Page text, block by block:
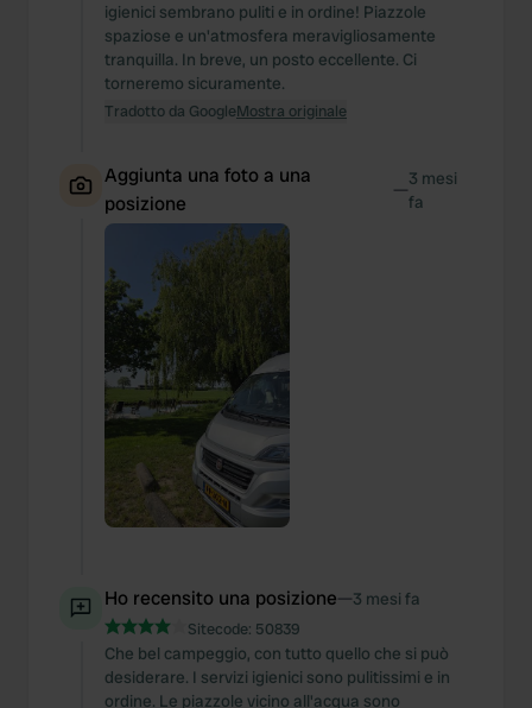
igienici sembrano puliti e in ordine! Piazzole
spaziose e un'atmosfera meravigliosamente
tranquilla. In breve, un posto eccellente. Ci
torneremo sicuramente.
Tradotto da GoogleMostra originale
Aggiunta una foto a una
posizione
—3 mesi
fa
Ho recensito una posizione—3 mesi fa
Sitecode: 50839
Che bel campeggio, con tutto quello che si può
desiderare. I servizi igienici sono pulitissimi e in
ordine. Le piazzole vicino all'acqua sono